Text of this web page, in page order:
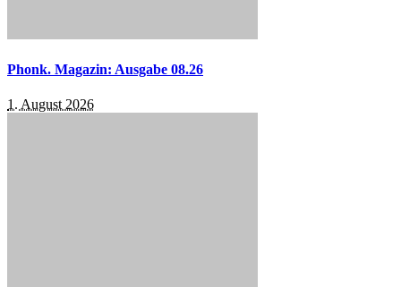
Phonk. Magazin: Ausgabe 08.26
1. August 2026